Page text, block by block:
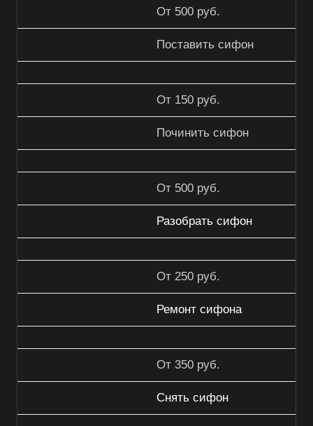
От 500 руб.
Поставить сифон
От 150 руб.
Починить сифон
От 500 руб.
Разобрать сифон
От 250 руб.
Ремонт сифона
От 350 руб.
Снять сифон